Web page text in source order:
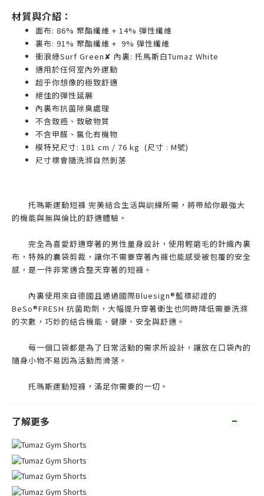
材質與介紹：
面布: 86% 聚酯纖維 + 14% 彈性纖維
裏布: 91% 聚酯纖維 + 9% 彈性纖維
衝浪綠Surf Green✘ 內裏: 托馬斯白Tumaz White
適用於任何室內外運動
超乎你想像的極致舒適
絕佳的彈性延展
內裏布抗菌除臭處理
不含致癌、致敏物質
不含甲醛、氯化有機物
模特兒尺寸: 181 cm / 76 kg (尺寸 : M號)
尺寸標會隨洗滌自然剝落
托瑪斯運動短褲 完美結合生活與訓練所需，將帶給你最強大
的機能與無與倫比的舒適體驗。
完全為喜愛舒適穿著的男性量身設計，使用輕磨毛的針織內裏
布，特殊的囊袋剪裁，讓你不需要穿著內褲也能感受被包覆的安全
感，是一件非常適合整天穿著的短褲。
內裏使用來自德國且通過國際Bluesign®藍標認證的
BeSo®FRESH 抗菌助劑，大幅提升穿著衛生也同時降低需要洗滌
的次數，巧妙的結合機能、健康、安全與舒適。
每一個口袋都是為了日常活動的需求所設計，讓放在口袋內的
隨身小物不易因為活動而滑落。
托瑪斯運動短褲，滿足你需要的一切。
了解更多